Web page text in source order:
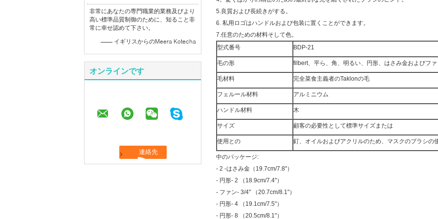
非常にあなたの専門職業的業務及びより
高い標準品質制御のために、知ること非
常に幸せ認めて下さい。
—— イギリスからのMeera Kotecha
オンラインです
5.良質および長続きがする。
6. 私用ロゴはハンドルおよび包装に置くことができます。
7.任意のための材料そして色。
型式番号
BDP-21
毛の形 filbert、平ら、角、明るい、円形、はさみ金およびフ
毛材料 完全菜食主義者のTaklonの毛
フェルール材料 アルミニウム
ハンドル材料 木
サイズ 顧客の必要性として標準サイズまたは
使用との 釘、オイルおよびアクリルのため、マスクのブラシの
中のパッケージ:
- 2 -はさみ金（19.7cm/7.8"）
- 円形- 2 （18.9cm/7.4"）
- ファン- 3/4" （20.7cm/8.1"）
- 円形- 4 （19.1cm/7.5"）
- 円形- 8 （20.5cm/8.1"）